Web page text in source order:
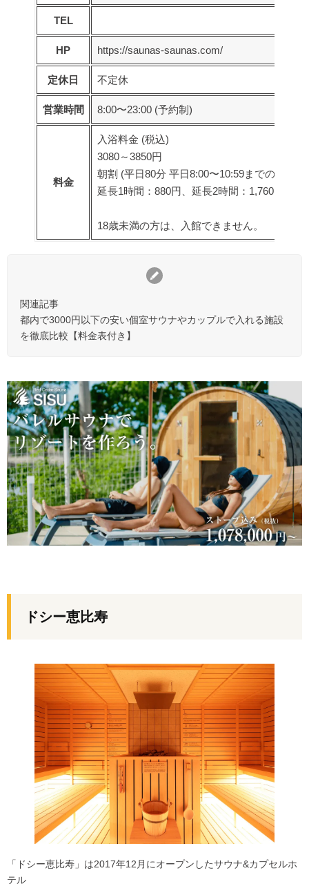
TEL
HP https://saunas-saunas.com/
定休日 不定休
営業時間 8:00〜23:00 (予約制)
料金
入浴料金 (税込)
3080～3850円
朝割 (平日80分 平日8:00〜10:59までの当日
延長1時間：880円、延長2時間：1,760円。
18歳未満の方は、入館できません。
関連記事
都内で3000円以下の安い個室サウナやカップルで入れる施設
を徹底比較【料金表付き】
ドシー恵比寿
「ドシー恵比寿」は2017年12月にオープンしたサウナ&カプセルホ
テル